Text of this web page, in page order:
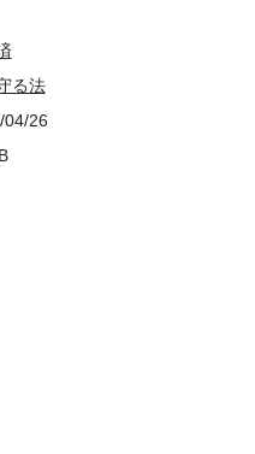
０兆円。今ですら９２兆円の
生命と財産を守ることができ
ます。ロシアでは、年間７０
１万円になってしまうことに
に即した資産防衛を自ら実践
クション」について、希望と
る法
04/26